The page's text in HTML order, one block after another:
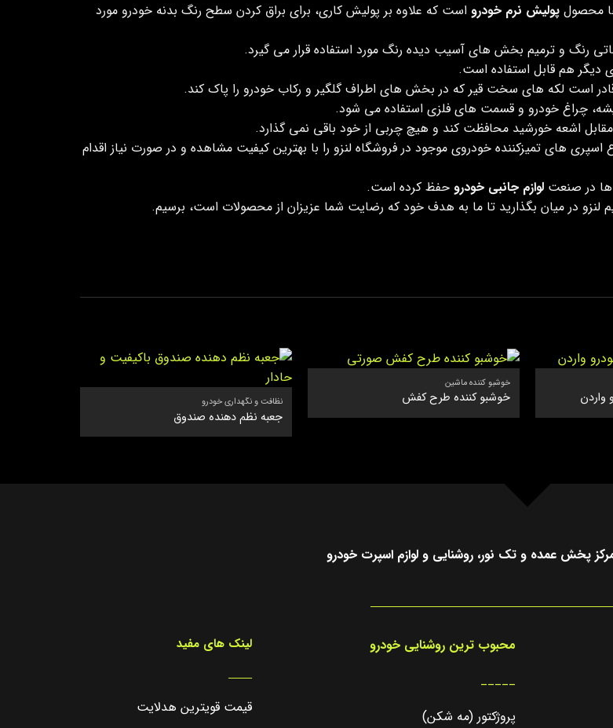
محصول پولیش نرم خودرو است که علاوه بر پولیش کاری، برای براق کردن سطح رنگ بدنه خودرو مورد
و ترمیم بخش های آسیب دیده رنگ مورد استفاده قرار می گیرد.
دیگر هم قابل استفاده است.
است لکه های سخت قیر که در بخش های اطراف گلگیر و رکاب خودرو را پاک کند.
چراغ خودرو و قسمت های فلزی استفاده می شود.
اشعه خورشید محافظت کند و هیچ چربی از خود باقی نمی گذارد.
اسپری های تمیزکننده خودروی موجود در فروشگاه لنزو را با بهترین کیفیت مشاهده و در صورت نیاز اقدام
ها در صنعت لوازم جانبی خودرو حفظ کرده است.
لنزو در میان بگذارید تا ما به هدف خود که رضایت شما عزیزان از محصولات است، برسیم.
واردن
خوشبو کننده ماشین
خوشبو کننده طرح کفش نظافت و نگهداری خودرو
جعبه نظم دهنده صندوق
پخش عمده و تک نور، روشنایی و لوازم اسپرت خودرو
محبوب ترین روشنایی خودرو
_____
پروژکتور (مه شکن)
لینک های مفید
_____
قیمت قویترین هدلایت